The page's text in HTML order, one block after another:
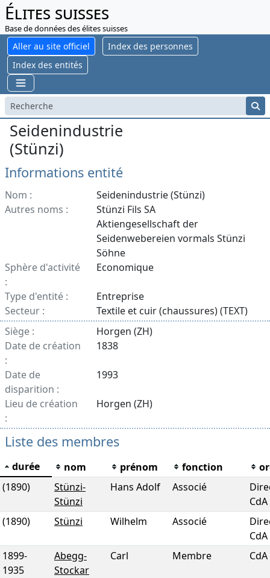
Élites suisses
Base de données des élites suisses
Aller au site officiel
Index des personnes
Index des entités
Seidenindustrie
(Stünzi)
Informations entité
Nom :
Seidenindustrie (Stünzi)
Autres noms :
Stünzi Fils SA
Aktiengesellschaft der
Seidenwebereien vormals Stünzi
Söhne
Sphère d'activité
:
Economique
Type d'entité :
Entreprise
Secteur :
Textile et cuir (chaussures) (TEXT)
Siège :
Horgen (ZH)
Date de création
:
1838
Date de
disparition :
1993
Lieu de création
:
Horgen (ZH)
Liste des membres
durée nom prénom fonction
(1890)
Stünzi-
Stünzi
Hans Adolf Associé
CdA
(1890)
Stünzi Wilhelm Associé
CdA
1899-
1935
Abegg-
Stockar
Carl Membre CdA